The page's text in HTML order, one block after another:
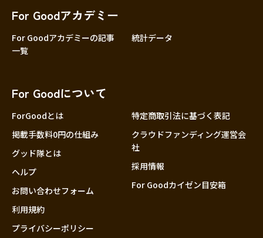
For Goodアカデミー
For Goodアカデミーの記事
一覧
統計データ
For Goodについて
ForGoodとは
掲載手数料0円の仕組み
グッド隊とは
ヘルプ
お問い合わせフォーム
利用規約
プライバシーポリシー
特定商取引法に基づく表記
クラウドファンディング運営会
社
採用情報
For Goodカイゼン目安箱